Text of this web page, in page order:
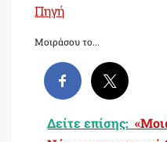
Πηγή
Μοιράσου το...
Δείτε επίσης: